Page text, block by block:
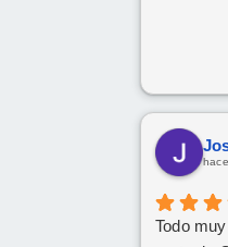
Todo